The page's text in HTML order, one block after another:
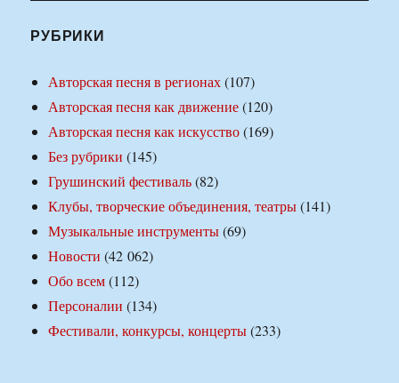
РУБРИКИ
Авторская песня в регионах(107)
Авторская песня как движение(120)
Авторская песня как искусство(169)
Без рубрики (145)
Грушинский фестиваль(82)
Клубы, творческие объединения, театры(141)
Музыкальные инструменты(69)
Новости (42 062)
Обо всем(112)
Персоналии (134)
Фестивали, конкурсы, концерты(233)